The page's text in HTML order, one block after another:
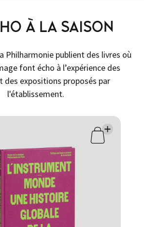
À LA SAISON
Philharmonie publient des livres où
font écho à l’expérience des
des expositions proposés par
l'établissement.